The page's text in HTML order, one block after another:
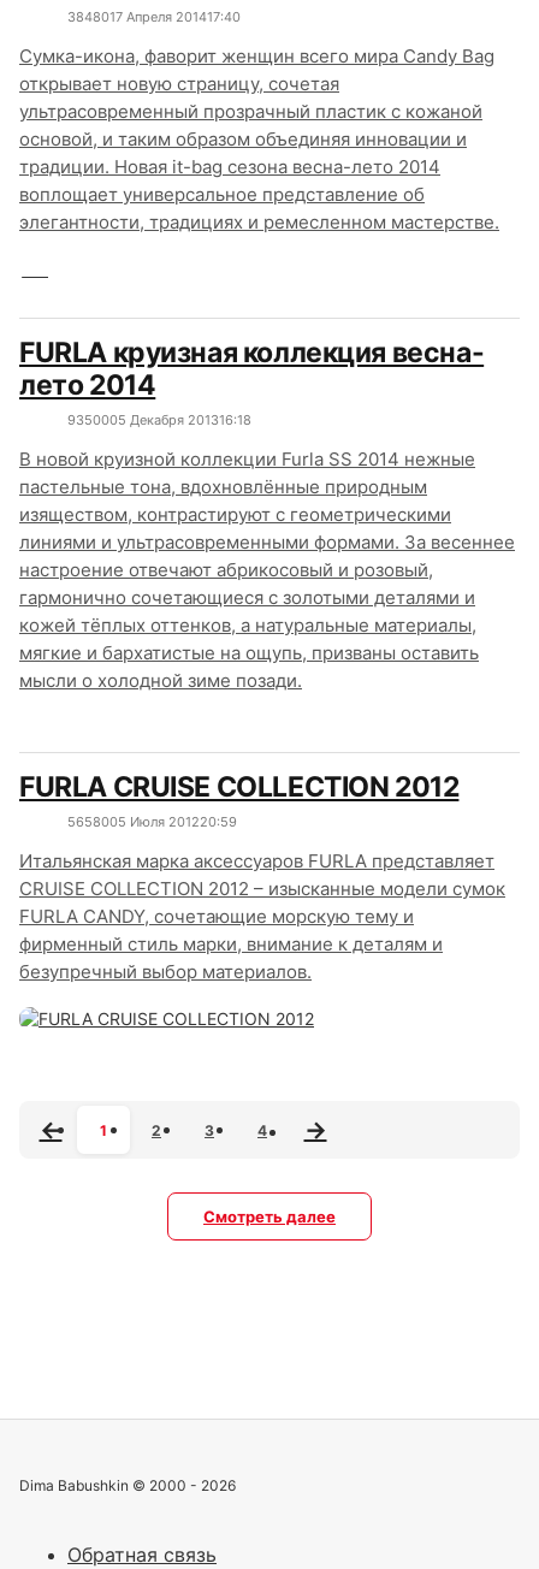
3848017 Апреля 201417:40
Сумка-икона, фаворит женщин всего мира Candy Bag
открывает новую страницу, сочетая
ультрасовременный прозрачный пластик с кожаной
основой, и таким образом объединяя инновации и
традиции. Новая it-bag сезона весна-лето 2014
воплощает универсальное представление об
элегантности, традициях и ремесленном мастерстве.
FURLA круизная коллекция весна-
лето 2014
9350005 Декабря 201316:18
В новой круизной коллекции Furla SS 2014 нежные
пастельные тона, вдохновлённые природным
изяществом, контрастируют с геометрическими
линиями и ультрасовременными формами. За весеннее
настроение отвечают абрикосовый и розовый,
гармонично сочетающиеся с золотыми деталями и
кожей тёплых оттенков, а натуральные материалы,
мягкие и бархатистые на ощупь, призваны оставить
мысли о холодной зиме позади.
FURLA CRUISE COLLECTION 2012
5658005 Июля 201220:59
Итальянская марка аксессуаров FURLA представляет
CRUISE COLLECTION 2012 – изысканные модели сумок
FURLA CANDY, сочетающие морскую тему и
фирменный стиль марки, внимание к деталям и
безупречный выбор материалов.
1 2 3 4
Смотреть далее
Dima Babushkin © 2000 - 2026
Обратная связь